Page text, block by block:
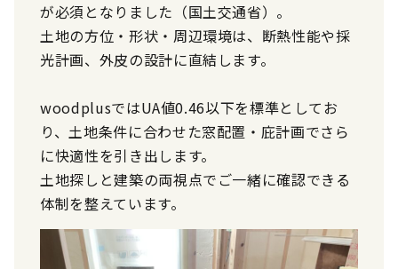
が必須となりました（国土交通省）。
土地の方位・形状・周辺環境は、断熱性能や採
光計画、外皮の設計に直結します。
woodplusではUA値0.46以下を標準としてお
り、土地条件に合わせた窓配置・庇計画でさら
に快適性を引き出します。
土地探しと建築の両視点でご一緒に確認できる
体制を整えています。